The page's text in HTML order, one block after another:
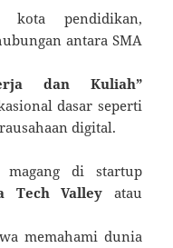
kota pendidikan,
antara SMA
dan Kuliah”
dasar seperti
digital.
di startup
Tech Valley atau
memahami dunia